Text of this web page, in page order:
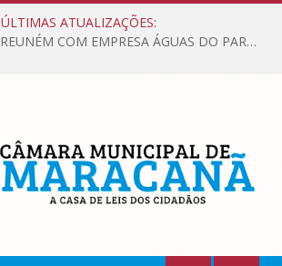
ÚLTIMAS ATUALIZAÇÕES:
VEREADORES SE REUNÉM COM EMPRESA ÁGUAS DO PARÁ, PARA APRESENTAR REIVINDICAÇÕES E MELHORIAS NA QUALIDADE DOS SERVIÇOS OFERECIDOS Á POPULAÇÃO.